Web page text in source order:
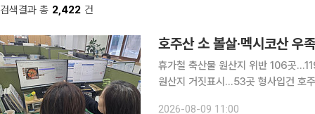
검색결과 총 2,422 건
호주산 소 볼살·멕시코산
휴가철 축산물 원산지 위반 106곳
원산지 거짓표시…53곳 형사입건 호주산 소 볼살과 멕시코산 우족, 미국산 우스지를 넣은 곰탕·도
2026-08-09 11:00